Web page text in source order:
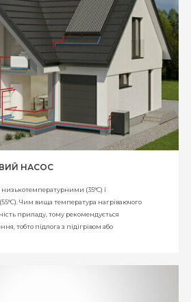
НАСОС
(35°C) і
Чим вища температура нагріваючого
приладу, тому рекомендується
тобто підлога з підігрівом або